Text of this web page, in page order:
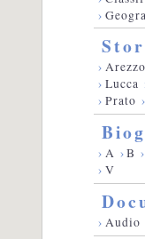
›
› Arezzo
› Lucca
› Prato ›
› A ›B ›
› V
› Audio